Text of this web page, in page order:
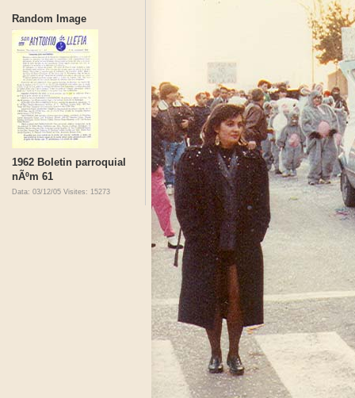
Random Image
1962 Boletin parroquial
nÃºm 61
Data: 03/12/05 Visites: 15273